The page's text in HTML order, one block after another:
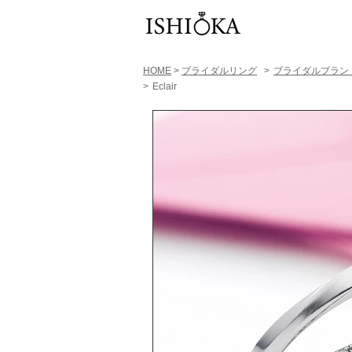
HOME > ブライダルリング > ブライダルブラン
> Eclair